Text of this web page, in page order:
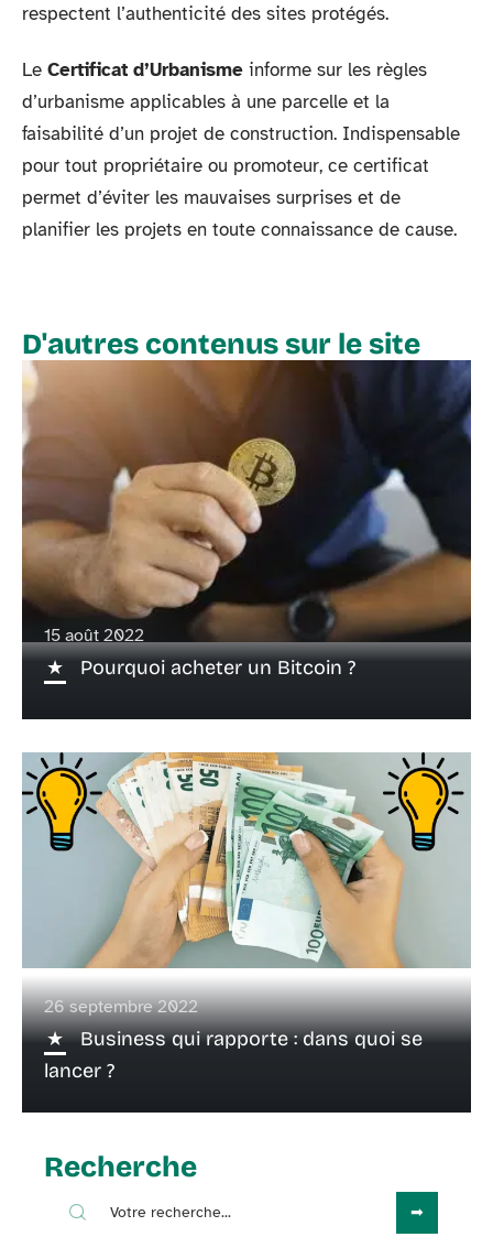
respectent l’authenticité des sites protégés.
Le Certificat d’Urbanisme informe sur les règles
d’urbanisme applicables à une parcelle et la
faisabilité d’un projet de construction. Indispensable
pour tout propriétaire ou promoteur, ce certificat
permet d’éviter les mauvaises surprises et de
planifier les projets en toute connaissance de cause.
D'autres contenus sur le site
15 août 2022
Pourquoi acheter un Bitcoin ?
26 septembre 2022
Business qui rapporte : dans quoi se
lancer ?
Recherche